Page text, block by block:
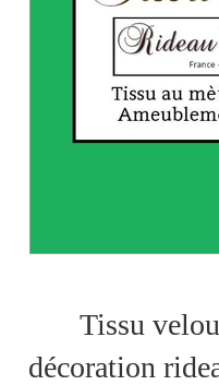
Tissu
décoration